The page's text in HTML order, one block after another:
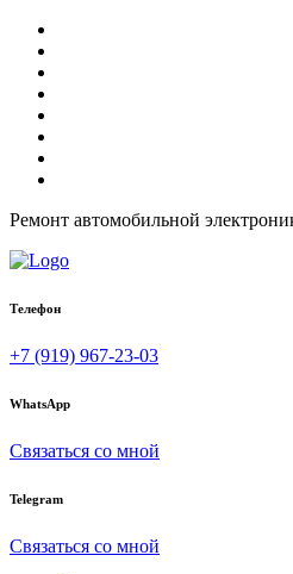
Ремонт автомобильной
Телефон
+7 (919) 967-23-03
WhatsApp
Связаться со мной
Telegram
Связаться со мной